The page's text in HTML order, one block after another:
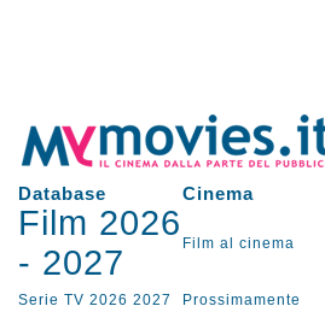
Database Cinema
Film 2026
- 2027 Film al cinema
Serie TV 2026 2027 Prossimamente